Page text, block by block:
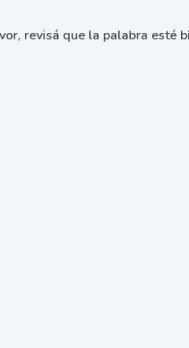
revisá que la palabra esté